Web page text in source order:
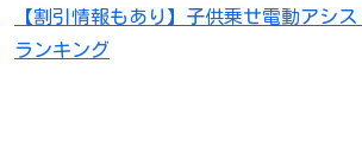
【割引情報もあり】子供乗せ電動アシ
ランキング